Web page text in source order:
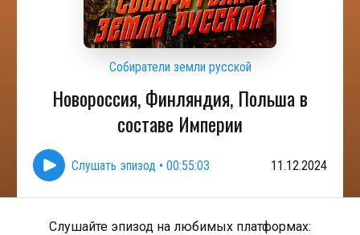
Собиратели земли русской
Новороссия, Финляндия, Польша в
составе Империи
Слушать эпизод • 00:55:03 11.12.2024
Слушайте эпизод на любимых платформах: